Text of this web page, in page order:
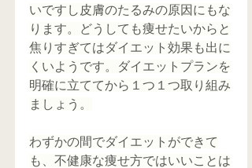
いですし皮膚のたるみの原因にもな
ります。どうしても痩せたいからと
焦りすぎてはダイエット効果も出に
くいようです。ダイエットプランを
明確に立ててから１つ１つ取り組み
ましょう。
わずかの間でダイエットができて
も、不健康な痩せ方ではいいことは